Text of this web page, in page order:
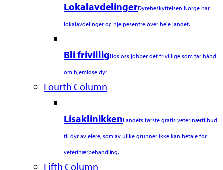
LokalavdelingerDyrebeskyttelsen Norge har
lokalavdelinger og hjelpesentre over hele landet.
Bli frivilligHos oss jobber det frivillige som tar hånd
om hjemløse dyr
Fourth Column
LisaklinikkenLandets første gratis veterinærtilbud
til dyr av eiere, som av ulike grunner ikke kan betale for
veterinærbehandling.
Fifth Column